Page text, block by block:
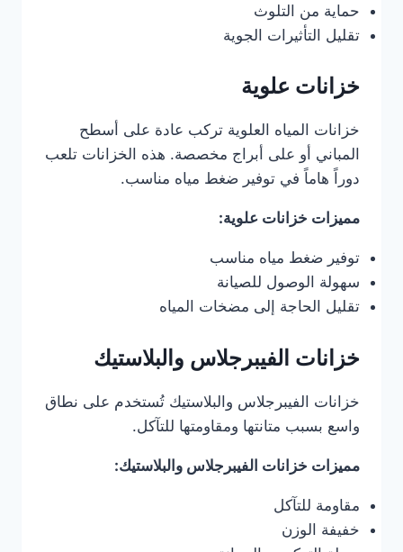
حماية من التلوث
تقليل التأثيرات الجوية
خزانات علوية
خزانات المياه العلوية تركب عادة على أسطح
المباني أو على أبراج مخصصة. هذه الخزانات تلعب
دوراً هاماً في توفير ضغط مياه مناسب.
مميزات خزانات علوية:
توفير ضغط مياه مناسب
سهولة الوصول للصيانة
تقليل الحاجة إلى مضخات المياه
خزانات الفيبرجلاس والبلاستيك
خزانات الفيبرجلاس والبلاستيك تُستخدم على نطاق
واسع بسبب متانتها ومقاومتها للتآكل.
مميزات خزانات الفيبرجلاس والبلاستيك:
مقاومة للتآكل
خفيفة الوزن